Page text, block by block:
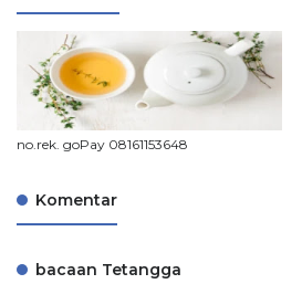
no.rek. goPay 08161153648
Komentar
bacaan Tetangga